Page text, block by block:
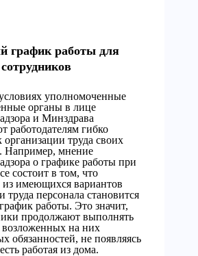
график работы для
уполномоченные
органы в лице
и Минздрава
работодателям гибко
организации труда своих
Например, мнение
о графике работы при
состоит в том, что
имеющихся вариантов
труда персонала становится
работы. Это значит,
продолжают выполнять
возложенных на них
обязанностей, не появляясь
работая из дома.